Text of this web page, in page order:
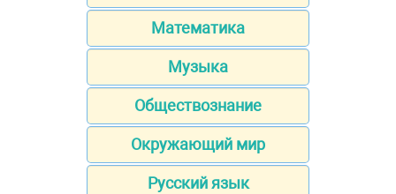
Математика
Музыка
Обществознание
Окружающий мир
Русский язык